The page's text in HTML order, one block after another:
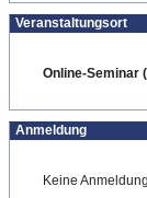
Veranstaltungsort
Online-Seminar
Anmeldung
Keine